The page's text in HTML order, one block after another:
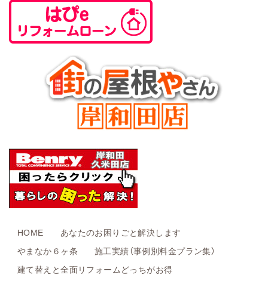
HOME
あなたのお困りごと解決します
やまなか６ヶ条
施工実績（事例別料金プラン集）
建て替えと全面リフォームどっちがお得